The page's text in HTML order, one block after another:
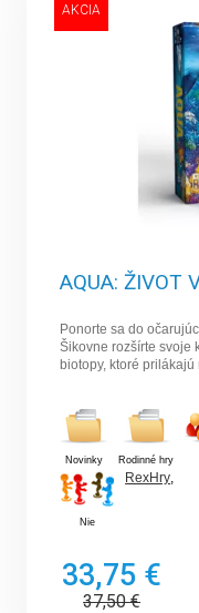
AKCIA
AQUA: ŽIVOT
Ponorte sa do
Šikovne rozšírte svoje
biotopy, ktoré
Novinky Rodinné hry
Nie
RexHry,
33,75 €
37,50€